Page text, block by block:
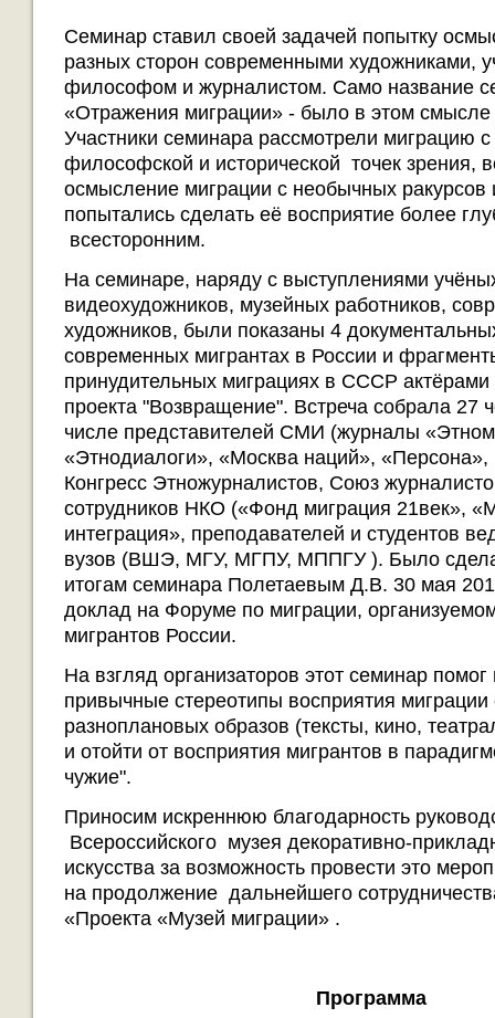
Семинар ставил своей задачей попытку
разных сторон современными художниками,
философом и журналистом. Само название
«Отражения миграции» - было в этом
Участники семинара рассмотрели миграцию
философской и исторической точек зрения,
осмысление миграции с необычных
попытались сделать её восприятие более
всесторонним.
На семинаре, наряду с выступлениями
видеохудожников, музейных работников,
художников, были показаны 4
современных мигрантах в России и
принудительных миграциях в СССР актёрами
проекта "Возвращение". Встреча собрала 27
числе представителей СМИ (журналы
«Этнодиалоги», «Москва наций», «Персона»,
Конгресс Этножурналистов, Союз
сотрудников НКО («Фонд миграция 21век»,
интеграция», преподавателей и студентов
вузов (ВШЭ, МГУ, МГПУ, МППГУ ). Было
итогам семинара Полетаевым Д.В. 30 мая
доклад на Форуме по миграции,
мигрантов России.
На взгляд организаторов этот семинар
привычные стереотипы восприятия
разноплановых образов (тексты, кино,
и отойти от восприятия мигрантов в
чужие".
Приносим искреннюю благодарность
Всероссийского музея декоративно-
искусства за возможность провести это
на продолжение дальнейшего
«Проекта «Музей миграции» .
Программа